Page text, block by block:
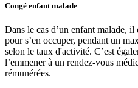
Congé enfant malade
Dans le cas d’un enfant malade,
pour s’en occuper, pendant un
selon le taux d'activité. C’est
l’emmener à un rendez-vous
rémunérées.